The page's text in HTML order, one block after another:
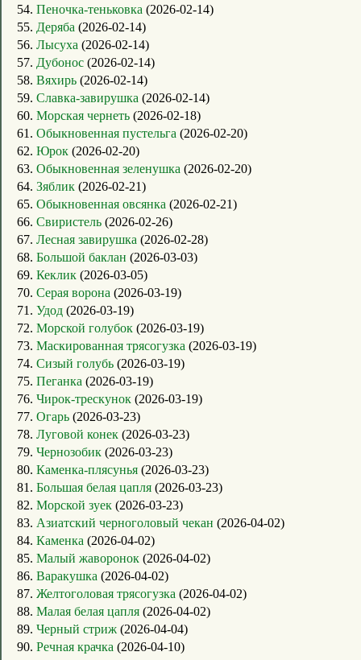
54. Пеночка-теньковка (2026-02-14)
55. Деряба (2026-02-14)
56. Лысуха (2026-02-14)
57. Дубонос (2026-02-14)
58. Вяхирь (2026-02-14)
59. Славка-завирушка (2026-02-14)
60. Морская чернеть (2026-02-18)
61. Обыкновенная пустельга (2026-02-20)
62. Юрок (2026-02-20)
63. Обыкновенная зеленушка (2026-02-20)
64. Зяблик (2026-02-21)
65. Обыкновенная овсянка (2026-02-21)
66. Свиристель (2026-02-26)
67. Лесная завирушка (2026-02-28)
68. Большой баклан (2026-03-03)
69. Кеклик (2026-03-05)
70. Серая ворона (2026-03-19)
71. Удод (2026-03-19)
72. Морской голубок (2026-03-19)
73. Маскированная трясогузка (2026-03-19)
74. Сизый голубь (2026-03-19)
75. Пеганка (2026-03-19)
76. Чирок-трескунок (2026-03-19)
77. Огарь (2026-03-23)
78. Луговой конек (2026-03-23)
79. Чернозобик (2026-03-23)
80. Каменка-плясунья (2026-03-23)
81. Большая белая цапля (2026-03-23)
82. Морской зуек (2026-03-23)
83. Азиатский черноголовый чекан (2026-04-02)
84. Каменка (2026-04-02)
85. Малый жаворонок (2026-04-02)
86. Варакушка (2026-04-02)
87. Желтоголовая трясогузка (2026-04-02)
88. Малая белая цапля (2026-04-02)
89. Черный стриж (2026-04-04)
90. Речная крачка (2026-04-10)